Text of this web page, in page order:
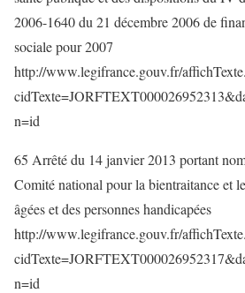
2006-1640 du 21 décembre 2006 de
sociale pour 2007
http://www.legifrance.gouv.fr/
n=id
65 Arrêté du 14 janvier 2013 portant
Comité national pour la bientraitance et
âgées et des personnes handicapées
http://www.legifrance.gouv.fr/
n=id